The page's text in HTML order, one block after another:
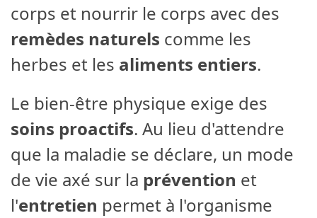
corps et nourrir le corps avec des
remèdes naturels comme les
herbes et les aliments entiers.
Le bien-être physique exige des
soins proactifs. Au lieu d'attendre
que la maladie se déclare, un mode
de vie axé sur la prévention et
l'entretien permet à l'organisme